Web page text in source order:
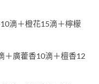
滴＋橙花15滴＋檸檬
＋廣藿香10滴＋檀香12